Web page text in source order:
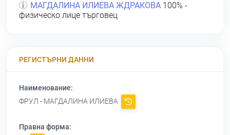
МАГДАЛИНА ИЛИЕВА ЖДРАКОВА 100% -
физическо лице търговец
РЕГИСТЪРНИ ДАННИ
Наименование:
ФРУЛ - МАГДАЛИНА ИЛИЕВА
Правна форма: